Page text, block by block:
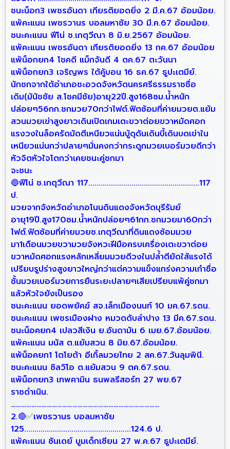
ชนะน็อก3 เพชรอันดา เกียรติยอดยิ่ง 2 มี.ค.67 อ้อมน้อย.
แพ้คะแนน เพชรวานร บอลมหาชัย 30 มี.ค.67 อ้อมน้อย.
ชนะคะแนน ฟีโน่ ช.เกตุวีณา 8 มิ.ย.2567 อ้อมน้อย.
แพ้คะแนน เพชรอันดา เกียรติยอดยิ่ง 13 กค.67 อ้อมน้อย
แพ้น็อกยก4 โชคดี แม็กจันดี 4 ตค.67 ตะวันนา
แพ้น็อกยก3 เจริญพร ใต้คู้บอน 16 ธค.67 ธูปะเตมีย์.
นักชกจากใต้อำเภอชะอวดจังหวัดนครศรีธรรมราชชื่อ
เดิม(มันัชชัย ส.โชคมีชัย)อายุ22ปี.สูง168ซม.น้ำหนัก
ปล่อยๆ56กก.ชกมวย70กว่าไฟต์.ฟิตซ้อมที่ค่ายมวยต.แย้ม
สวนมวยเข่าสูงยาวเดินเปิดเกมเตะขวาต่อยขวาหมัดศอก
แรงวงในล็อครัดมัดตีเหนียวแน่นบู้ดุดันเดินบี้เดินบดเข่าใน
เหนียวแน่นกว่าปลายๆมั่นคงกว่ากระดูกมวยเบอร์มวยดีกว่า
หัวจิตหัวใจโตกว่าเคยชนะคู่ชกมา
จะชนะ
🔵ฟีโน่ ช.เกตุวีณา 117......................................................117
ป.
มวยจากจังหวัดอำเภอโนนดินแดงจังหวัดบุรีรัมย์
อายุ19ปี.สูง170ซม.น้ำหนักปล่อยๆ61กก.ชกมวยมา60กว่า
ไฟต์.ฟิตซ้อมที่ค่ายมวยช.เกตุวีณาที่ดินแดงซ้อมมวย
มา1เดือนมวยขวามวยจังหวะฝีมือครบเครื่องเตะขวาต่อย
ขวาหมัดศอกแรงหลักเหลี่ยมมวยดีวงในปล้ำตียัดใส้แรงได้
เปรียบรูปร่างสูงยาวใหญ่กว่าแต่ความแข็งแกร่งความเก๋าชื่อ
ชั้นมวยเบอร์มวยการยืนระยะปลายๆเสียเปรียบแพ้คู่ชกมา
แล้วหัวใจยังเป็นรอง
ชนะคะแนน ยอดพยัคฆ์ สจ.เล็กเมืองนนท์ 10 มค.67.รดน.
ชนะคะแนน เพชรเมืองฝาง หมวดดับลำปาง 13 มีค.67.รดน.
ชนะน็อคยก4 เปลวสีเงิน ย.อันดามัน 6 เมย.67.อ้อมน้อย.
แพ้คะแนน มนัส ต.แย้มสวน 8 มิย.67.อ้อมน้อย.
แพ้น็อคยก1 โตโยต้า อีเกิ้ลมวยไทย 2 สค.67.วันลุมพินี.
ชนะคะแนน ซิลวิโอ ต.แย้มสวน 9 ตค.67.รดน.
แพ้น็อกยก3 เทพคามิน ธนพลรีสอร์ท 27 พย.67
ราชดำเนิน.
……………………………………………………………………………
2.🔴✅เพชรวานร บอลมหาชัย
125....................................................124.6 ป.
แพ้คะแนน ซันเดย์ บูมเด็กเซียน 27 พ.ค.67 ธูปะเตมีย์.